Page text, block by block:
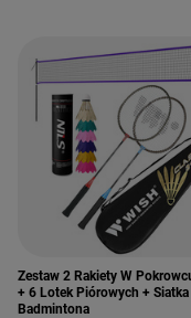
Zestaw 2 Rakiety W
+ 6 Lotek Piórowych + Siatka
Badmintona